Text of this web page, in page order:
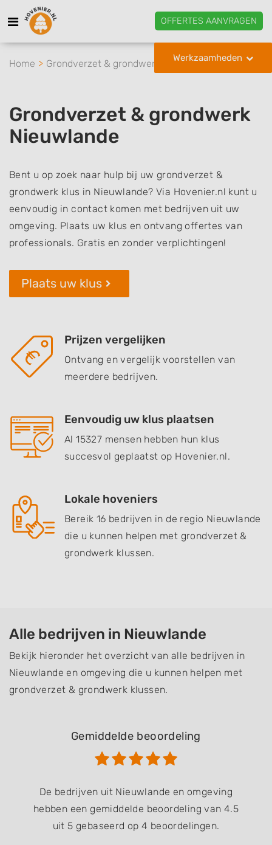
OFFERTES AANVRAGEN
Werkzaamheden
Home Grondverzet & grondwerk Nieuwlande
Grondverzet & grondwerk
Nieuwlande
Bent u op zoek naar hulp bij uw grondverzet &
grondwerk klus in Nieuwlande? Via Hovenier.nl kunt u
eenvoudig in contact komen met bedrijven uit uw
omgeving. Plaats uw klus en ontvang offertes van
professionals. Gratis en zonder verplichtingen!
Plaats uw klus
Prijzen vergelijken
Ontvang en vergelijk voorstellen van
meerdere bedrijven.
Eenvoudig uw klus plaatsen
Al 15327 mensen hebben hun klus
succesvol geplaatst op Hovenier.nl.
Lokale hoveniers
Bereik 16 bedrijven in de regio Nieuwlande
die u kunnen helpen met grondverzet &
grondwerk klussen.
Alle bedrijven in Nieuwlande
Bekijk hieronder het overzicht van alle bedrijven in
Nieuwlande en omgeving die u kunnen helpen met
grondverzet & grondwerk klussen.
Gemiddelde beoordeling
De bedrijven uit Nieuwlande en omgeving
hebben een gemiddelde beoordeling van 4.5
uit 5 gebaseerd op 4 beoordelingen.